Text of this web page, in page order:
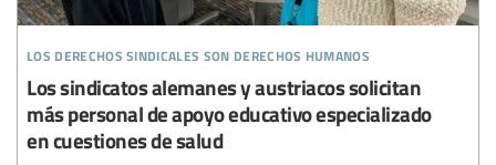
los derechos sindicales son derechos humanos
Los sindicatos alemanes y austriacos solicitan
más personal de apoyo educativo especializado
en cuestiones de salud